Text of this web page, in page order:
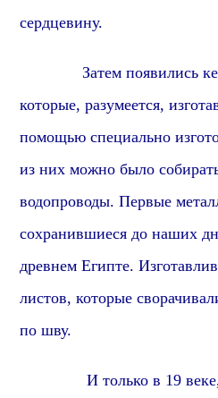
сердцевину.
Затем появились
которые,разумеется,
помощью специально
из них можно было
водопроводы. Первые
сохранившиеся до наших
древнем Египте.
листов, которые
по шву.
И только в 19 веке, в